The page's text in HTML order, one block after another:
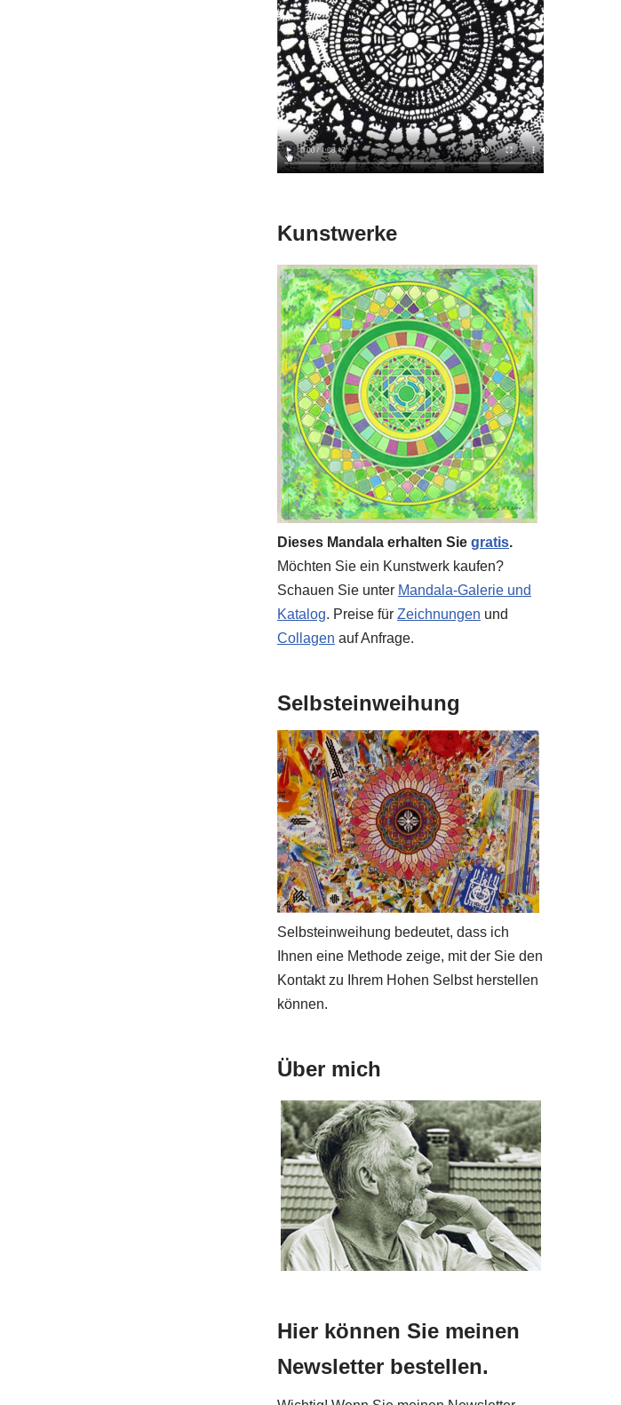
Kunstwerke
Dieses Mandala erhalten Sie gratis.
Möchten Sie ein Kunstwerk kaufen?
Schauen Sie unter Mandala-Galerie und
Katalog. Preise für Zeichnungen und
Collagen auf Anfrage.
Selbsteinweihung
Selbsteinweihung bedeutet, dass ich
Ihnen eine Methode zeige, mit der Sie den
Kontakt zu Ihrem Hohen Selbst herstellen
können.
Über mich
Hier können Sie meinen
Newsletter bestellen.